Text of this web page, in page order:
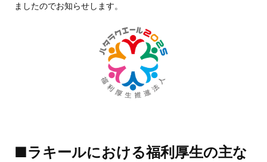
ましたのでお知らせします。
■ラキールにおける福利厚生の主な